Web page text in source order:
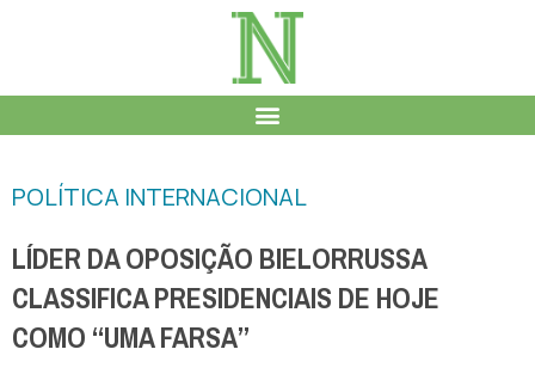
POLÍTICA INTERNACIONAL
LÍDER DA OPOSIÇÃO BIELORRUSSA
CLASSIFICA PRESIDENCIAIS DE HOJE
COMO “UMA FARSA”